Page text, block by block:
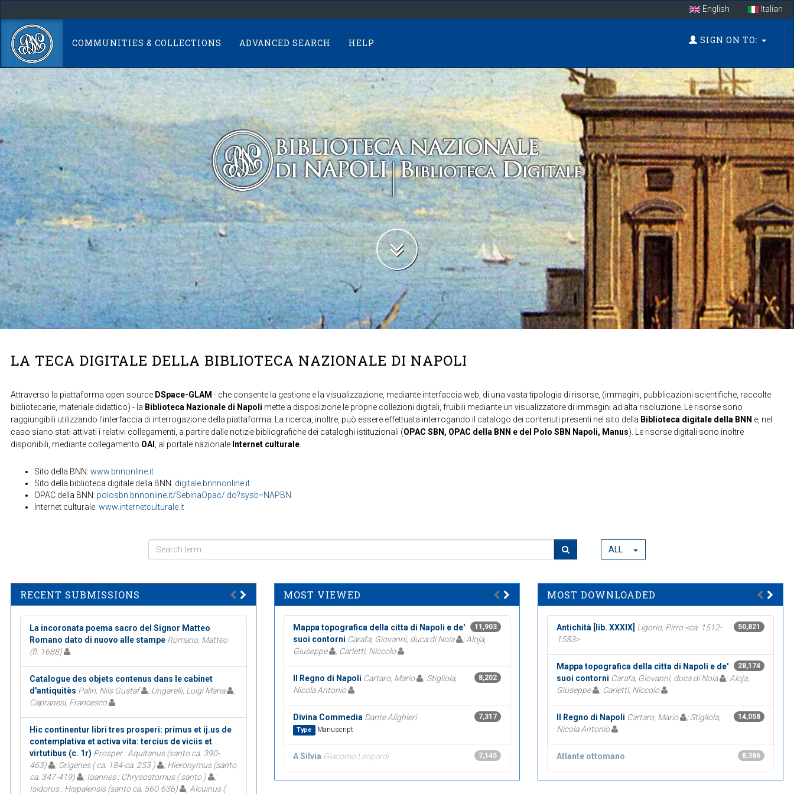
navigation
English Italian
COMMUNITIES & COLLECTIONS ADVANCED SEARCH HELP SIGN ON TO:
LA TECA DIGITALE DELLA BIBLIOTECA NAZIONALE DI NAPOLI
Attraverso la piattaforma open source DSpace-GLAM - che consente la gestione e la visualizzazione, mediante interfaccia web, di una vasta tipologia di risorse, (immagini, pubblicazioni scientifiche, raccolte
bibliotecarie, materiale didattico) - la Biblioteca Nazionale di Napoli mette a disposizione le proprie collezioni digitali, fruibili mediante un visualizzatore di immagini ad alta risoluzione. Le risorse sono
raggiungibili utilizzando l'interfaccia di interrogazione della piattaforma. La ricerca, inoltre, può essere effettuata interrogando il catalogo dei contenuti presenti nel sito della Biblioteca digitale della BNN e, nel
caso siano stati attivati i relativi collegamenti, a partire dalle notizie bibliografiche dei cataloghi istituzionali (OPAC SBN, OPAC della BNN e del Polo SBN Napoli, Manus). Le risorse digitali sono inoltre
disponibili, mediante collegamento OAI , al portale nazionale Internet culturale.
Sito della BNN: www.bnnonline.it
Sito della biblioteca digitale della BNN: digitale.bnnnonline.it
OPAC della BNN: polosbn.bnnonline.it/SebinaOpac/.do?sysb=NAPBN
Internet culturale: www.internetculturale.it
ALL
RECENT SUBMISSIONS
La incoronata poema sacro del Signor Matteo
Romano dato di nuovo alle stampe Romano, Matteo
(fl. 1688)
Catalogue des objets contenus dans le cabinet
d'antiquitès Palin, Nils Gustaf ; Ungarelli, Luigi Maria
;
Capranesi, Francesco
Hic continentur libri tres prosperi: primus et ij.us de
contemplativa et activa vita: tercius de viciis et
virtutibus (c. 1r) Prosper : Aquitanus (santo ca. 390-
463)
; Origenes ( ca. 184-ca. 253 )
; Hieronymus (santo
ca. 347-419)
; Ioannes : Chrysostomus ( santo )
;
Isidorus : Hispalensis (santo ca. 560-636)
; Alcuinus (
MOST VIEWED
11,903
Mappa topografica della citta di Napoli e de'
suoi contorni Carafa, Giovanni, duca di Noia
; Aloja,
Giuseppe
; Carletti, Niccolo
8,202
Il Regno di Napoli Cartaro, Mario
; Stigliola,
Nicola Antonio
7,317
Divina Commedia Dante Alighieri
Type Manuscript
7,145
A Silvia Giacomo Leopardi
MOST DOWNLOADED
50,821
Antichità [lib. XXXIX] Ligorio, Pirro <ca. 1512-
1583>
28,174
Mappa topografica della citta di Napoli e de'
suoi contorni Carafa, Giovanni, duca di Noia
; Aloja,
Giuseppe
; Carletti, Niccolo
14,058
Il Regno di Napoli Cartaro, Mario
; Stigliola,
Nicola Antonio
8,386
Atlante ottomano